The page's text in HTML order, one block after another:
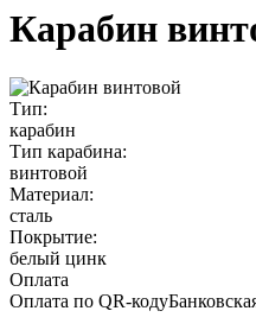
Карабин
Тип:
карабин
Тип карабина:
винтовой
Материал:
сталь
Покрытие:
белый цинк
Оплата
Оплата по QR-коду